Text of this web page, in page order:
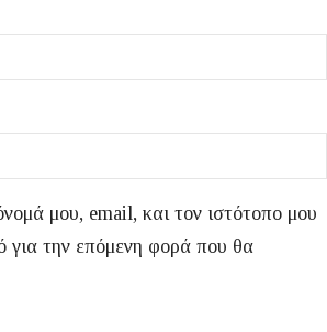
μου, email, και τον ιστότοπο μου
για την επόμενη φορά που θα